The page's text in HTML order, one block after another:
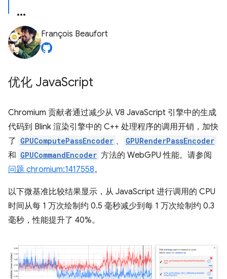
François Beaufort
优化 JavaScript
Chromium 贡献者通过减少从 V8 JavaScript 引擎中的生成
代码到 Blink 渲染引擎中的 C++ 处理程序的调用开销，加快
了 GPUComputePassEncoder 、 GPURenderPassEncoder
和 GPUCommandEncoder 方法的 WebGPU 性能。请参阅
问题 chromium:1417558。
以下微基准比较结果显示，从 JavaScript 进行调用的 CPU
时间从每 1 万次绘制约 0.5 毫秒减少到每 1 万次绘制约 0.3
毫秒，性能提升了 40%。